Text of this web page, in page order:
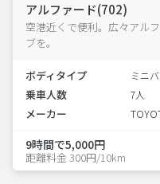
アルファード(702)
空港近くで便利。広々アル
ブを。
ボディタイプ ミニ
乗車人数 7人
メーカー
9時間で5,000円
距離料金 300円/10km